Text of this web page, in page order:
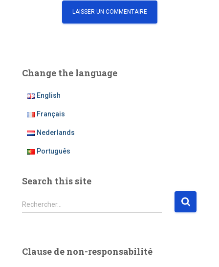
Change the language
English
Français
Nederlands
Português
Search this site
R
e
r
Rechercher…
Clause de non-responsabilité